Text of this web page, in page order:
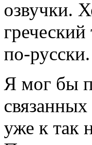
озвучки.
по-русски.
Я мог бы
уже к так